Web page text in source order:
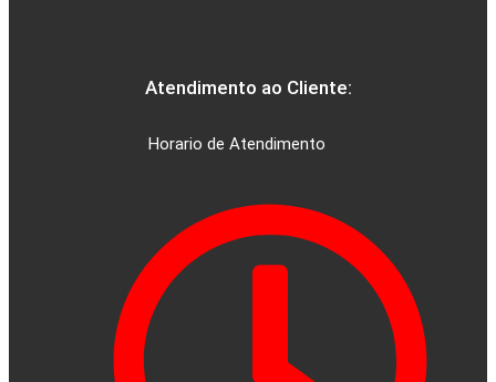
Atendimento ao Cliente:
Horario de Atendimento